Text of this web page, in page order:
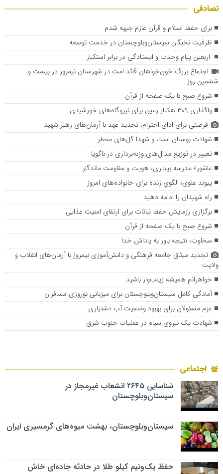
تصادفی
برای حفظ اسلام و قرآن عازم جبهه شدم
ظرفیت نخبگان سیستان‌وبلوچستان در خدمت توسعه
اربعین پیام وحدت و ایستادگی در برابر استکبار
اجتماع بزرگ خون‌خواهان قائد امت در شهرستان نیمروز در بیست و
ششمین روز
شروع صبح با یک صفحه از قرآن
واگذاری ۳۰۹ هکتار زمین برای نیروگاه‌های خورشیدی
فرصتی برای ادای احترام، تجدید عهد با آرمان‌های رهبر شهید
شهادت بوستان است و شهدا گل‌های معطر
تغییر در توزیع مدال‌های وزنه‌برداری در ناگویا
عاشورا؛ مدرسه بیداری، هویت و مقاومت ماندگار
پیوند علوی؛ الگویِ زنده برای خانواده‌های امروز
راه شهیدان را ادامه دهید
برگزاری رزمایش حفظ نباتات برای ارتقای امنیت غذایی
شروع صبح با یک صفحه از قرآن
سخاوت، نتیجه باور به پاداش خدا
تجدید میثاق جامعه فرهنگی و دانش‌آموزی نیمروز با آرمان‌های انقلاب و
ولایت
خواهرانم همیشه زینب‌وار باشید
آمادگی کامل سیستان‌و‌بلوچستان برای میزبانی نوروزی مسافران
عزم مسئولان برای بهبود وضعیت آب دشتیاری
شهادت یک نیروی سپاه در عملیات جنوب‌ شرق
اجتماعی
شناسایی ۲۶۴۵ انشعاب غیرمجاز در
سیستان‌وبلوچستان
سیستان‌وبلوچستان، بهشت میوه‌های گرمسیری ایران
حفظ یک‌ونیم کیلو طلا در حادثه جاده‌ای خاش